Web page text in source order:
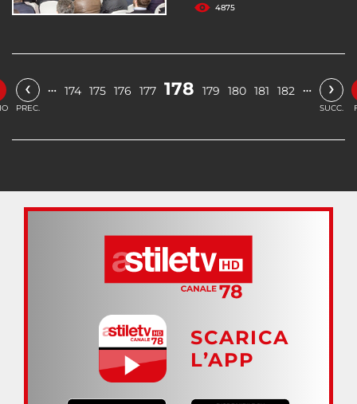
4875
‹
PREC.
… 174 175 176 177 178 179 180 181 182 … ›
SUCC.
SCARICA
L’APP